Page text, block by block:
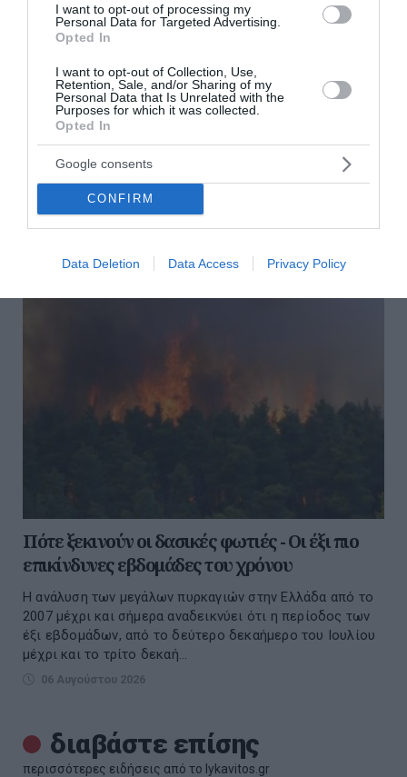
I want to opt-out of processing my
Personal Data for Targeted Advertising.
Opted In
I want to opt-out of Collection, Use,
Retention, Sale, and/or Sharing of my
Personal Data that Is Unrelated with the
Purposes for which it was collected.
Opted In
Google consents
CONFIRM
Data Deletion Data Access Privacy Policy
Αρχές η σύζυγος του Αφγανού – «Τότε άρχισα
να τον υποψιάζομαι»
Νέα στοιχεία για την υπόθεση της δολοφονίας της
38χρονης Βρετανίδας, Ελίζαμπεθ Ρος, στην Κυψέλη
φέρεται να προκύπτουν από την κατάθεση της συζύγου
του 26χρονου Αφγανού. Πληροφο...
06 Αυγούστου 2026
Πότε ξεκινούν οι δασικές φωτιές - Oι έξι πιο
επικίνδυνες εβδομάδες του χρόνου
Η ανάλυση των μεγάλων πυρκαγιών στην Ελλάδα από το
2007 μέχρι και σήμερα αναδεικνύει ότι η περίοδος των
έξι εβδομάδων, από το δεύτερο δεκαήμερο του Ιουλίου
μέχρι και το τρίτο δεκαή...
06 Αυγούστου 2026
διαβάστε επίσης
περισσότερες ειδήσεις από το lykavitos.gr